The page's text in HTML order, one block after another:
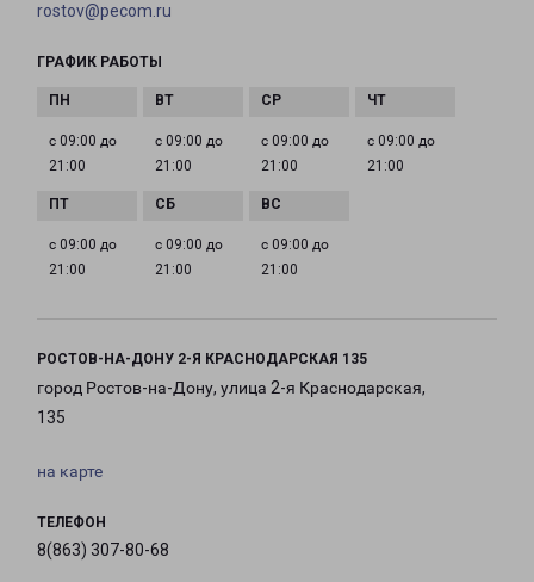
rostov@pecom.ru
ГРАФИК РАБОТЫ
с 09:00 до
21:00
с 09:00 до
21:00
с 09:00 до
21:00
с 09:00 до
21:00
с 09:00 до
21:00
с 09:00 до
21:00
с 09:00 до
21:00
РОСТОВ-НА-ДОНУ 2-Я КРАСНОДАРСКАЯ 135
город Ростов-на-Дону, улица 2-я Краснодарская,
135
на карте
ТЕЛЕФОН
8(863) 307-80-68